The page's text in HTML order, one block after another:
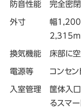
防音性能 完全密
外寸
幅
換気機能 床部に
電源等 コンセ
入室管理
筐体入
るスマー